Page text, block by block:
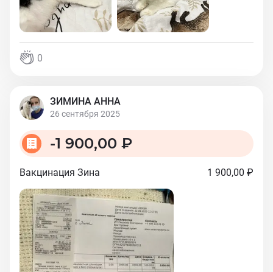
0
ЗИМИНА АННА
26 сентября 2025
-1 900,00 ₽
Вакцинация Зина 1 900,00 ₽